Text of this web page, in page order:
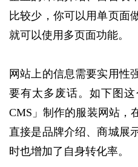
比较少，你可以用单页面
就可以使用多页面功能。
网站上的信息需要实用性
要有太多废话。如下图
CMS」制作的服装网站，
直接是品牌介绍、商城展
时也增加了自身转化率。